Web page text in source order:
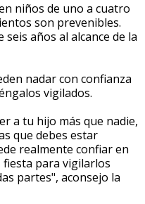
niños de uno a cuatro
son prevenibles.
años al alcance de la
nadar con confianza
vigilados.
a tu hijo más que nadie,
que debes estar
realmente confiar en
para vigilarlos
partes", aconsejo la